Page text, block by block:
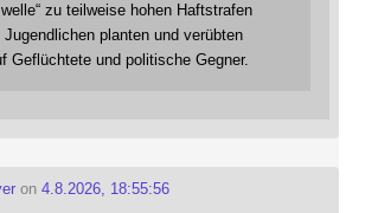
zu teilweise hohen Haftstrafen
planten und verübten
Geflüchtete und politische Gegner.
on 4.8.2026, 18:55:56